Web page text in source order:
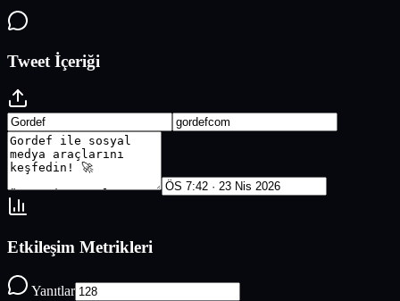
Tweet İçeriği
Etkileşim Metrikleri
Yanıtlar